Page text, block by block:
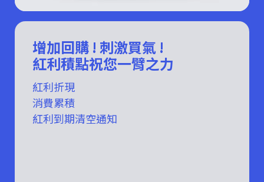
增加回購 ! 刺激買氣 !
紅利積點祝您一臂之力
紅利折現
消費累積
紅利到期清空通知